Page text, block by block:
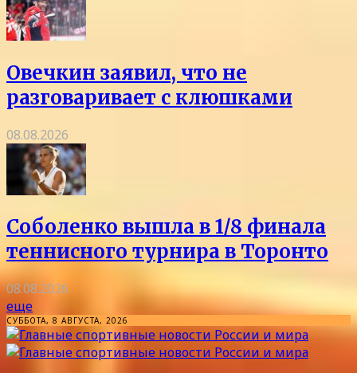
Овечкин заявил, что не
разговаривает с клюшками
08.08.2026
Соболенко вышла в 1/8 финала
теннисного турнира в Торонто
08.08.2026
еще
СУББОТА, 8 АВГУСТА, 2026